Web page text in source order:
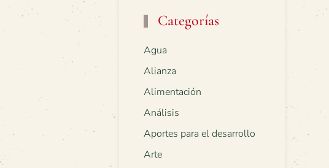
Categorías
Agua
Alianza
Alimentación
Análisis
Aportes para el desarrollo
Arte